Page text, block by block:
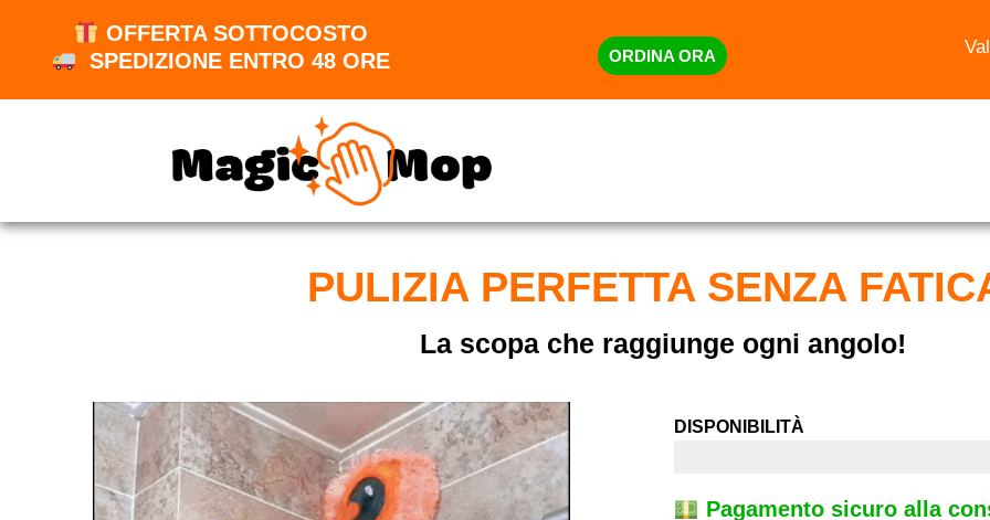
OFFERTA SOTTOCOSTO
SPEDIZIONE ENTRO 48 ORE
ORDINA ORA
PULIZIA PERFETTA SENZA
La scopa che raggiunge ogni angolo!
DISPONIBILITÀ
Pagamento sicuro alla